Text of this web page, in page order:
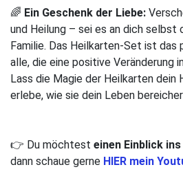
🌈 Ein Geschenk der Liebe:
und Heilung – sei es an dich selbst
Familie. Das Heilkarten-Set ist
alle, die eine positive Veränderung
Lass die Magie der Heilkarten dein
erlebe, wie sie dein Leben
👉 Du möchtest einen Einblick
dann schaue gerne HIER mein